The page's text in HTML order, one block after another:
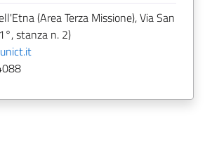
(Area Terza Missione), Via San
stanza n. 2)